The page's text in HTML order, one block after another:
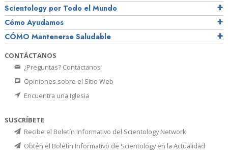
Scientology por Todo el Mundo
Cómo Ayudamos
CÓMO Mantenerse Saludable
CONTÁCTANOS
¿Preguntas? Contáctanos
Opiniones sobre el Sitio Web
Encuentra una Iglesia
SUSCRÍBETE
Recibe el Boletín Informativo del Scientology Network
Obtén el Boletín Informativo de Scientology en la Actualidad